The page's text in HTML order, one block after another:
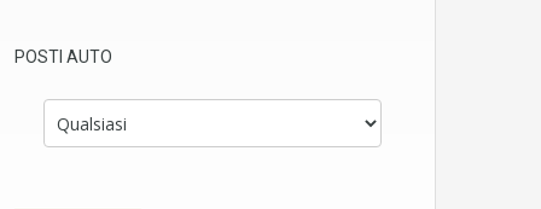
POSTI AUTO